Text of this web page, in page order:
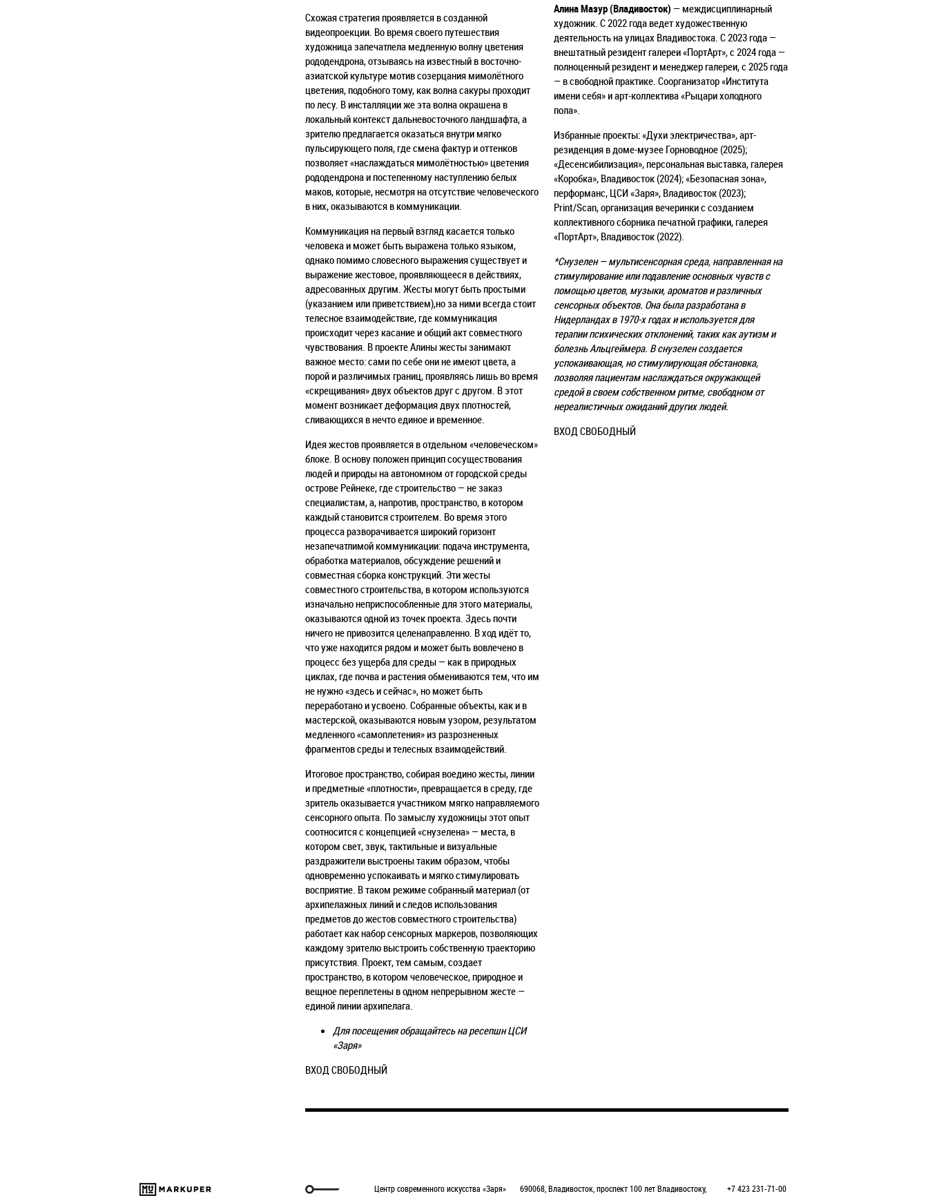
Схожая стратегия проявляется в созданной
видеопроекции. Во время своего путешествия
художница запечатлела медленную волну цветения
рододендрона, отзываясь на известный в восточно-
азиатской культуре мотив созерцания мимолётного
цветения, подобного тому, как волна сакуры проходит
по лесу. В инсталляции же эта волна окрашена в
локальный контекст дальневосточного ландшафта, а
зрителю предлагается оказаться внутри мягко
пульсирующего поля, где смена фактур и оттенков
позволяет «наслаждаться мимолётностью» цветения
рододендрона и постепенному наступлению белых
маков, которые, несмотря на отсутствие человеческого
в них, оказываются в коммуникации.
Коммуникация на первый взгляд касается только
человека и может быть выражена только языком,
однако помимо словесного выражения существует и
выражение жестовое, проявляющееся в действиях,
адресованных другим. Жесты могут быть простыми
(указанием или приветствием),но за ними всегда стоит
телесное взаимодействие, где коммуникация
происходит через касание и общий акт совместного
чувствования. В проекте Алины жесты занимают
важное место: сами по себе они не имеют цвета, а
порой и различимых границ, проявляясь лишь во время
«скрещивания» двух объектов друг с другом. В этот
момент возникает деформация двух плотностей,
сливающихся в нечто единое и временное.
Идея жестов проявляется в отдельном «человеческом»
блоке. В основу положен принцип сосуществования
людей и природы на автономном от городской среды
острове Рейнеке, где строительство — не заказ
специалистам, а, напротив, пространство, в котором
каждый становится строителем. Во время этого
процесса разворачивается широкий горизонт
незапечатлимой коммуникации: подача инструмента,
обработка материалов, обсуждение решений и
совместная сборка конструкций. Эти жесты
совместного строительства, в котором используются
изначально неприспособленные для этого материалы,
оказываются одной из точек проекта. Здесь почти
ничего не привозится целенаправленно. В ход идёт то,
что уже находится рядом и может быть вовлечено в
процесс без ущерба для среды — как в природных
циклах, где почва и растения обмениваются тем, что им
не нужно «здесь и сейчас», но может быть
переработано и усвоено. Собранные объекты, как и в
мастерской, оказываются новым узором, результатом
медленного «самоплетения» из разрозненных
фрагментов среды и телесных взаимодействий.
Итоговое пространство, собирая воедино жесты, линии
и предметные «плотности», превращается в среду, где
зритель оказывается участником мягко направляемого
сенсорного опыта. По замыслу художницы этот опыт
соотносится с концепцией «снузелена» — места, в
котором свет, звук, тактильные и визуальные
раздражители выстроены таким образом, чтобы
одновременно успокаивать и мягко стимулировать
восприятие. В таком режиме собранный материал (от
архипелажных линий и следов использования
предметов до жестов совместного строительства)
работает как набор сенсорных маркеров, позволяющих
каждому зрителю выстроить собственную траекторию
присутствия. Проект, тем самым, создает
пространство, в котором человеческое, природное и
вещное переплетены в одном непрерывном жесте —
единой линии архипелага.
Для посещения обращайтесь на ресепшн ЦСИ
«Заря»
ВХОД СВОБОДНЫЙ
Алина Мазур (Владивосток) — междисциплинарный
художник. С 2022 года ведет художественную
деятельность на улицах Владивостока. С 2023 года —
внештатный резидент галереи «ПортАрт», с 2024 года —
полноценный резидент и менеджер галереи, с 2025 года
— в свободной практике. Соорганизатор «Института
имени себя» и арт-коллектива «Рыцари холодного
пола».
Избранные проекты: «Духи электричества», арт-
резиденция в доме-музее Горноводное (2025);
«Десенсибилизация», персональная выставка, галерея
«Коробка», Владивосток (2024); «Безопасная зона»,
перформанс, ЦСИ «Заря», Владивосток (2023);
Print/Scan, организация вечеринки с созданием
коллективного сборника печатной графики, галерея
«ПортАрт», Владивосток (2022).
*Снузелен — мультисенсорная среда, направленная на
стимулирование или подавление основных чувств с
помощью цветов, музыки, ароматов и различных
сенсорных объектов. Она была разработана в
Нидерландах в 1970-х годах и используется для
терапии психических отклонений, таких как аутизм и
болезнь Альцгеймера. В снузелен создается
успокаивающая, но стимулирующая обстановка,
позволяя пациентам наслаждаться окружающей
средой в своем собственном ритме, свободном от
нереалистичных ожиданий других людей.
ВХОД СВОБОДНЫЙ
Центр современного искусства «Заря»
690068, Владивосток, проспект 100 лет Владивостоку,
+7 423 231-71-00